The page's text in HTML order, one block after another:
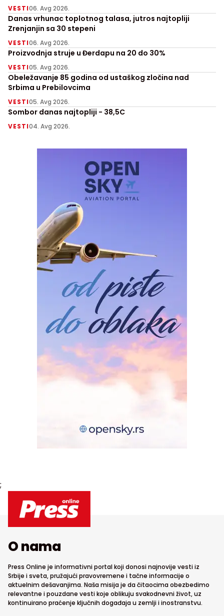
VESTI06. Avg 2026.
Danas vrhunac toplotnog talasa, jutros najtopliji
Zrenjanjin sa 30 stepeni
VESTI06. Avg 2026.
Proizvodnja struje u Đerdapu na 20 do 30%
VESTI05. Avg 2026.
Obeležavanje 85 godina od ustaškog zločina nad
Srbima u Prebilovcima
VESTI05. Avg 2026.
Sombor danas najtopliji - 38,5C
VESTI04. Avg 2026.
;
O nama
Press Online je informativni portal koji donosi najnovije vesti iz
Srbije i sveta, pružajući pravovremene i tačne informacije o
aktuelnim dešavanjima. Naša misija je da čitaocima obezbedimo
relevantne i pouzdane vesti koje oblikuju svakodnevni život, uz
kontinuirano praćenje ključnih događaja u zemlji i inostranstvu.